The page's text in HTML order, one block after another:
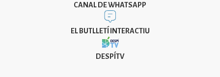
CANAL DE WHATSAPP
EL BUTLLETÍ INTERACTIU
DESPÍTV